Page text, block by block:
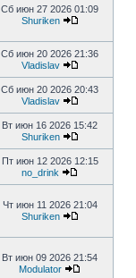
Сб июн 27 2026 01:09
Shuriken
Сб июн 20 2026 21:36
Vladislav
Сб июн 20 2026 20:43
Vladislav
Вт июн 16 2026 15:42
Shuriken
Пт июн 12 2026 12:15
no_drink
Чт июн 11 2026 21:04
Shuriken
Вт июн 09 2026 21:54
Modulator